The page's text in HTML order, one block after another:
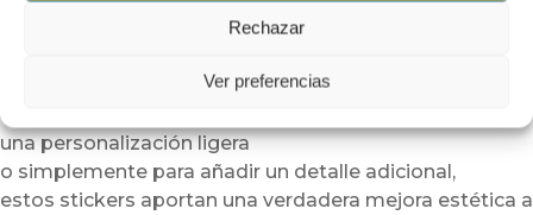
Rechazar
Ver preferencias
para mejorar rápidamente ciertas zonas del playfield,
o crear un tema visual más armonioso en conjunto.
Ya sea para una restauración,
una personalización ligera
o simplemente para añadir un detalle adicional,
estos stickers aportan una verdadera mejora estética a